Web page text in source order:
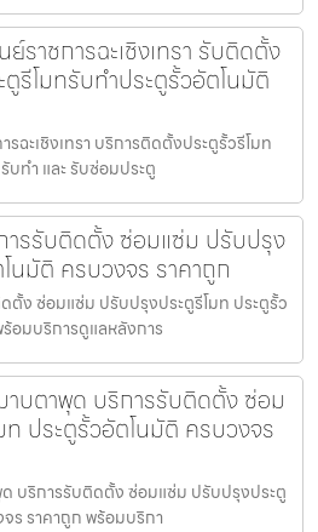
ราชการฉะเชิงเทรา รับติดตั้ง
รีโมทรับทำประตูรั้วอัตโนมัติ
ฉะเชิงเทรา บริการติดตั้งประตูรั้วรีโมท
บทำ และ รับซ่อมประตู
ารรับติดตั้ง ซ่อมแซ่ม ปรับปรุง
นมัติ ครบวงจร ราคาถูก
ตั้ง ซ่อมแซ่ม ปรับปรุงประตูรีโมท ประตูรั้ว
อมบริการดูแลหลังการ
บตาพุด บริการรับติดตั้ง ซ่อม
ประตูรั้วอัตโนมัติ ครบวงจร
บริการรับติดตั้ง ซ่อมแซ่ม ปรับปรุงประตู
ร ราคาถูก พร้อมบริกา